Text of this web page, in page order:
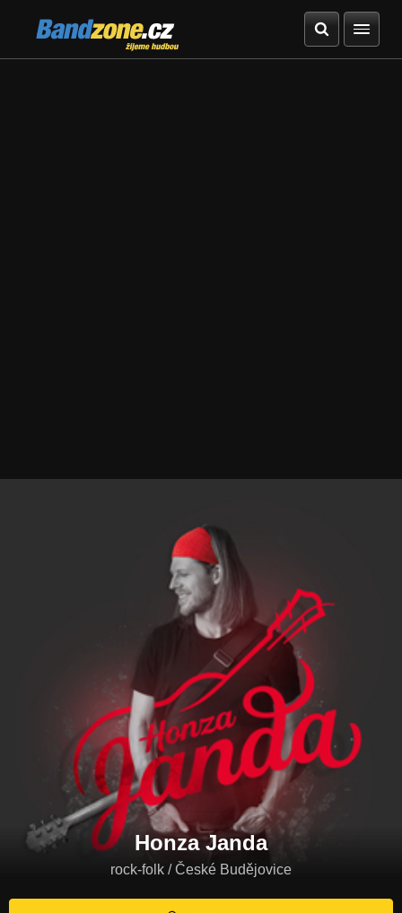
Bandzone.cz
žijeme hudbou
Honza Janda
rock-folk / České Budějovice